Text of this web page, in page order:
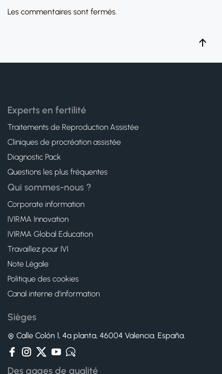
Les commentaires sont fermés.
Experts en fertilité
Traitements de Reproduction Assistée
Cliniques de procréation assistée
Diagnostic Pack
Questions les plus fréquentes
Qui sommes-nous ?
Corporate information
IVIRMA Innovation
IVIRMA Global Education
Travaillez pour IVI
Note Légale
Politique des cookies
Canal interne d’information
Sièges
Calle Colón 1, 4ª planta, 46004 Valencia. España.
Des gages de qualité